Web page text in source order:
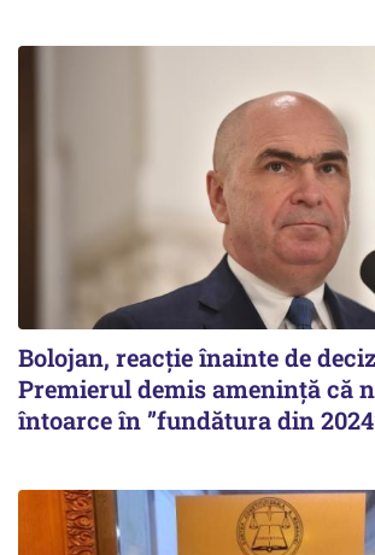
Bolojan, reacție înainte de
Premierul demis amenință că
întoarce în ”fundătura din